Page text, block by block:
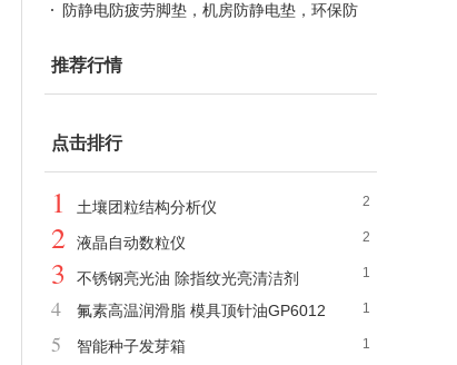
班缓解疲劳垫
优环保防静电垫 工业防滑垫，机房防静电
防静电防疲劳脚垫，机房防静电垫，环保防
推荐行情
点击排行
2
1 土壤团粒结构分析仪
2
2 液晶自动数粒仪
1
3 不锈钢亮光油 除指纹光亮清洁剂
1
4 氟素高温润滑脂 模具顶针油GP6012
1
5 智能种子发芽箱